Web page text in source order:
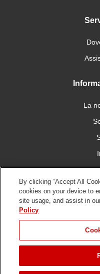
La
d'uso
Informativa
privacy
By clicking “Accept All
cookies on your device to
site usage, and assist in
Policy